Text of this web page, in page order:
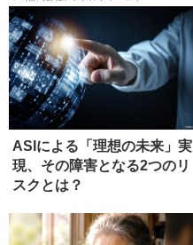
ASIによる「理想の未来」実
現、その障害となる2つのリ
スクとは？